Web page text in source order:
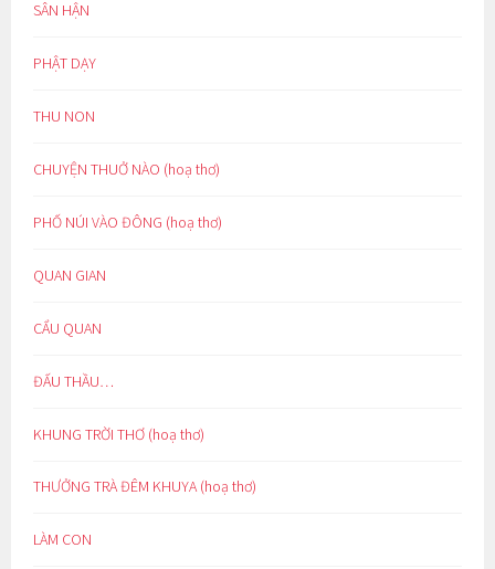
SÂN HẬN
PHẬT DẠY
THU NON
CHUYỆN THUỞ NÀO (hoạ thơ)
PHỐ NÚI VÀO ĐÔNG (hoạ thơ)
QUAN GIAN
CẨU QUAN
ĐẤU THẦU…
KHUNG TRỜI THƠ (hoạ thơ)
THƯỞNG TRÀ ĐÊM KHUYA (hoạ thơ)
LÀM CON